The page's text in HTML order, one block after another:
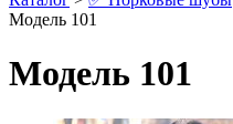
Модель 101
Модель 101